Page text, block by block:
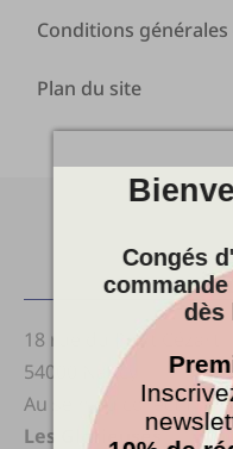
Conditions
Plan du site
18 rue du Pont Cézart
54000 Nancy
Au sein du collectif
Les Glorieuses
Congés
dès